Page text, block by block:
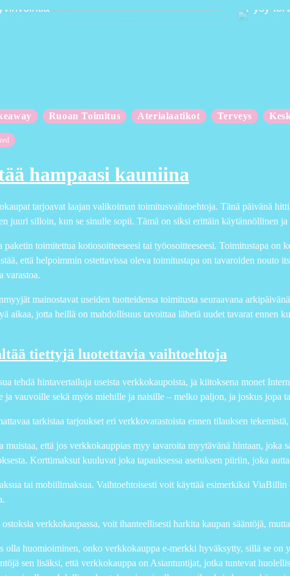
Pysy
Ruoan Toimitus Aterialaatikot Terveys
hampaasi kauniina
tarjoavat laajan valikoiman toimitusvaihtoehtoja. Tänä päivänä
juuri silloin, kun se sinulle sopii. Tämä on siksi erittäin käytännöllinen
paketin toimitettua kotiosoitteeseesi tai työosoitteeseesi. Toimitustapa on
että helpoimmin ostettavissa oleva toimitustapa on tavaroiden nouto
varastoa.
mainostavat useiden tuotteidensa toimitusta seuraavana
aikaa, jotta heillä on mahdollisuus tavoittaa lähetä uudet tavarat ennen
tiettyjä luotettavia vaihtoehtoja
tehdä hintavertailuja useista verkkokaupoista, ja kiitoksena monet
ja vauvoille sekä myös miehille ja naisille – melko paljon, ja joskus jopa
tarkistaa tarjoukset eri verkkovarastoista ennen tilauksen
muistaa, että jos verkkokauppias myy tavaroita myytävänä hintaan, joka
Korttimaksut kuuluvat joka tapauksessa asetuksen piiriin, joka
tai mobiilimaksua. Vaihtoehtoisesti voit käyttää esimerkiksi ViaBillin
verkkokaupassa, voit ihanteellisesti harkita kaupan sääntöjä,
olla huomioiminen, onko verkkokauppa e-merkki hyväksytty, sillä se on
sen lisäksi, että verkkokauppa on Asiantuntijat, jotka tuntevat